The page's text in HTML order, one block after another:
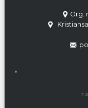
Org.
©